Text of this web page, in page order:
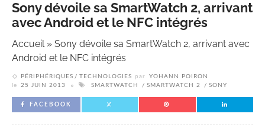
Sony dévoile sa SmartWatch 2, arrivant
avec Android et le NFC intégrés
Accueil» Sony dévoile sa SmartWatch 2, arrivant avec
Android et le NFC intégrés
PÉRIPHÉRIQUES TECHNOLOGIES par
YOHANN POIRON
le
25 JUIN 2013 SMARTWATCH SMARTWATCH 2 SONY
FACEBOOK